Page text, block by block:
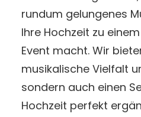
rundum gelungenes
Ihre Hochzeit zu
Event macht. Wir
musikalische Vielfalt
sondern auch einen
Hochzeit perfekt